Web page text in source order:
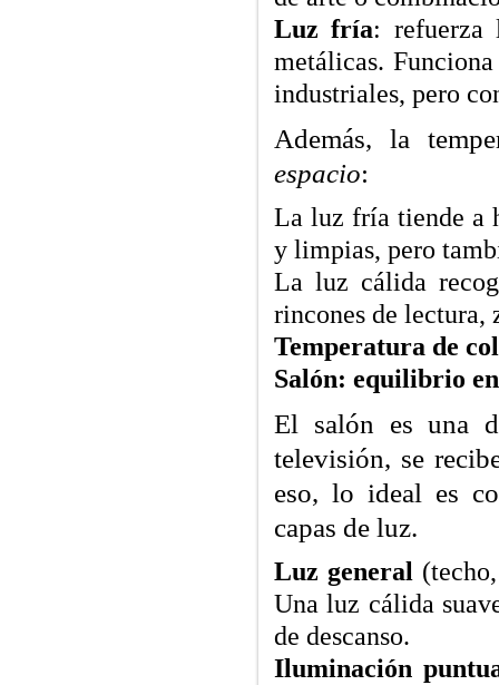
Luz fría: refuerza
metálicas.
industriales, pero
Además, la
espacio:
La luz fría tiende a
y limpias, pero
La luz cálida
rincones de lectura,
Temperatura de
Salón: equilibrio
El salón es una
televisión, se
eso, lo ideal es
capas de luz.
Luz general
Una luz cálida
de descanso.
Iluminación